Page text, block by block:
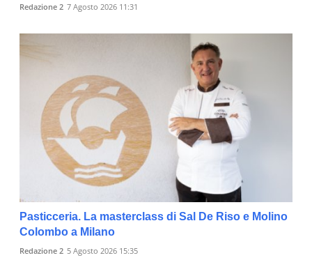
Redazione 2 7 Agosto 2026 11:31
Pasticceria. La masterclass di Sal De Riso e Molino
Colombo a Milano
Redazione 2 5 Agosto 2026 15:35